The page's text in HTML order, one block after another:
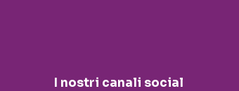
I nostri canali social